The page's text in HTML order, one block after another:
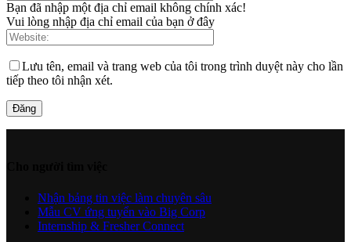
Bạn đã nhập một địa chỉ email không chính xác!
Vui lòng nhập địa chỉ email của bạn ở đây
Lưu tên, email và trang web của tôi trong trình duyệt này cho lần
tiếp theo tôi nhận xét.
Nhận bảng tin việc làm chuyên sâu
Mẫu CV ứng tuyển vào Big Corp
Internship & Fresher Connect